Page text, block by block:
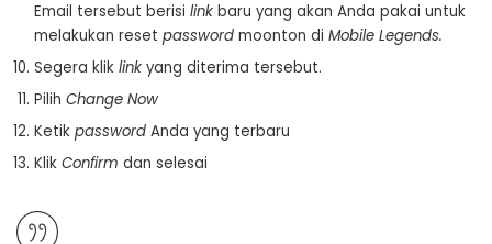
Email tersebut berisi link baru yang akan Anda pakai untuk
melakukan reset password moonton di Mobile Legends.
Segera klik link yang diterima tersebut.
Pilih Change Now
Ketik password Anda yang terbaru
Klik Confirm dan selesai